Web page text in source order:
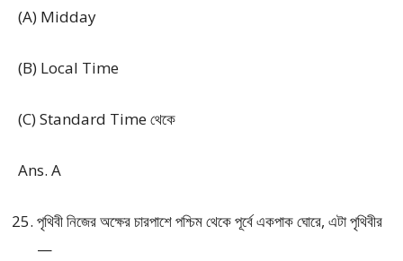
(A) Midday
(B) Local Time
(C) Standard Time থেকে
Ans. A
পৃথিবী নিজের অক্ষের চারপাশে পশ্চিম থেকে পূর্বে একপাক ঘোরে, এটা পৃথিবীর
—